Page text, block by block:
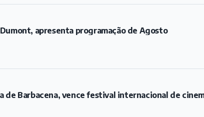
apresenta programação de Agosto
de Barbacena, vence festival internacional de